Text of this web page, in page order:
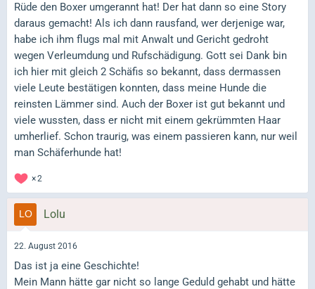
Rüde den Boxer umgerannt hat! Der hat dann so eine Story
daraus gemacht! Als ich dann rausfand, wer derjenige war,
habe ich ihm flugs mal mit Anwalt und Gericht gedroht
wegen Verleumdung und Rufschädigung. Gott sei Dank bin
ich hier mit gleich 2 Schäfis so bekannt, dass dermassen
viele Leute bestätigen konnten, dass meine Hunde die
reinsten Lämmer sind. Auch der Boxer ist gut bekannt und
viele wussten, dass er nicht mit einem gekrümmten Haar
umherlief. Schon traurig, was einem passieren kann, nur weil
man Schäferhunde hat!
2
Lolu
22. August 2016
Das ist ja eine Geschichte!
Mein Mann hätte gar nicht so lange Geduld gehabt und hätte